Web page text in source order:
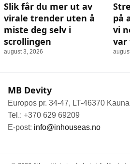
Slik får du mer ut av
virale trender uten å
miste deg selv i
scrollingen
august 3, 2026
på
vi
var
MB Devity
Europos pr. 34-47, LT-46370
Tel.: +370 629 69209
E-post: info@inhouseas.no